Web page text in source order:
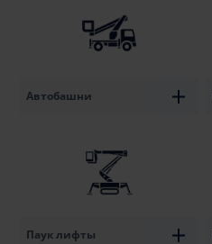
Автобашни
Паук лифты